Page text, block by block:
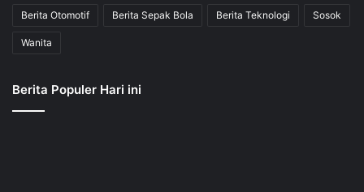
Berita Otomotif Berita Sepak Bola Berita Teknologi Sosok
Wanita
Berita Populer Hari ini